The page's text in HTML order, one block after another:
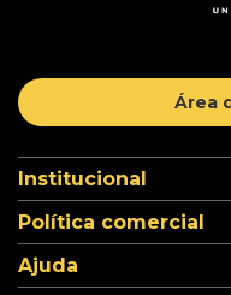
Área
Institucional
Política comercial
Ajuda